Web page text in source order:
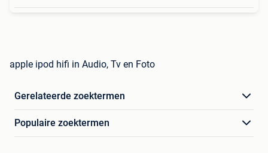
apple ipod hifi in Audio, Tv en Foto
Gerelateerde zoektermen
Populaire zoektermen